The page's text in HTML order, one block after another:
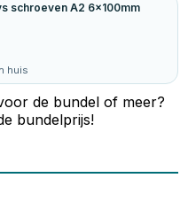
schroeven A2 6x100mm
huis
de bundel of meer?
bundelprijs!